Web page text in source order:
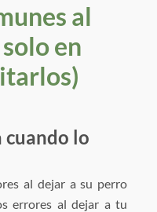
al
en
cuando lo
al dejar a su perro
errores al dejar a tu